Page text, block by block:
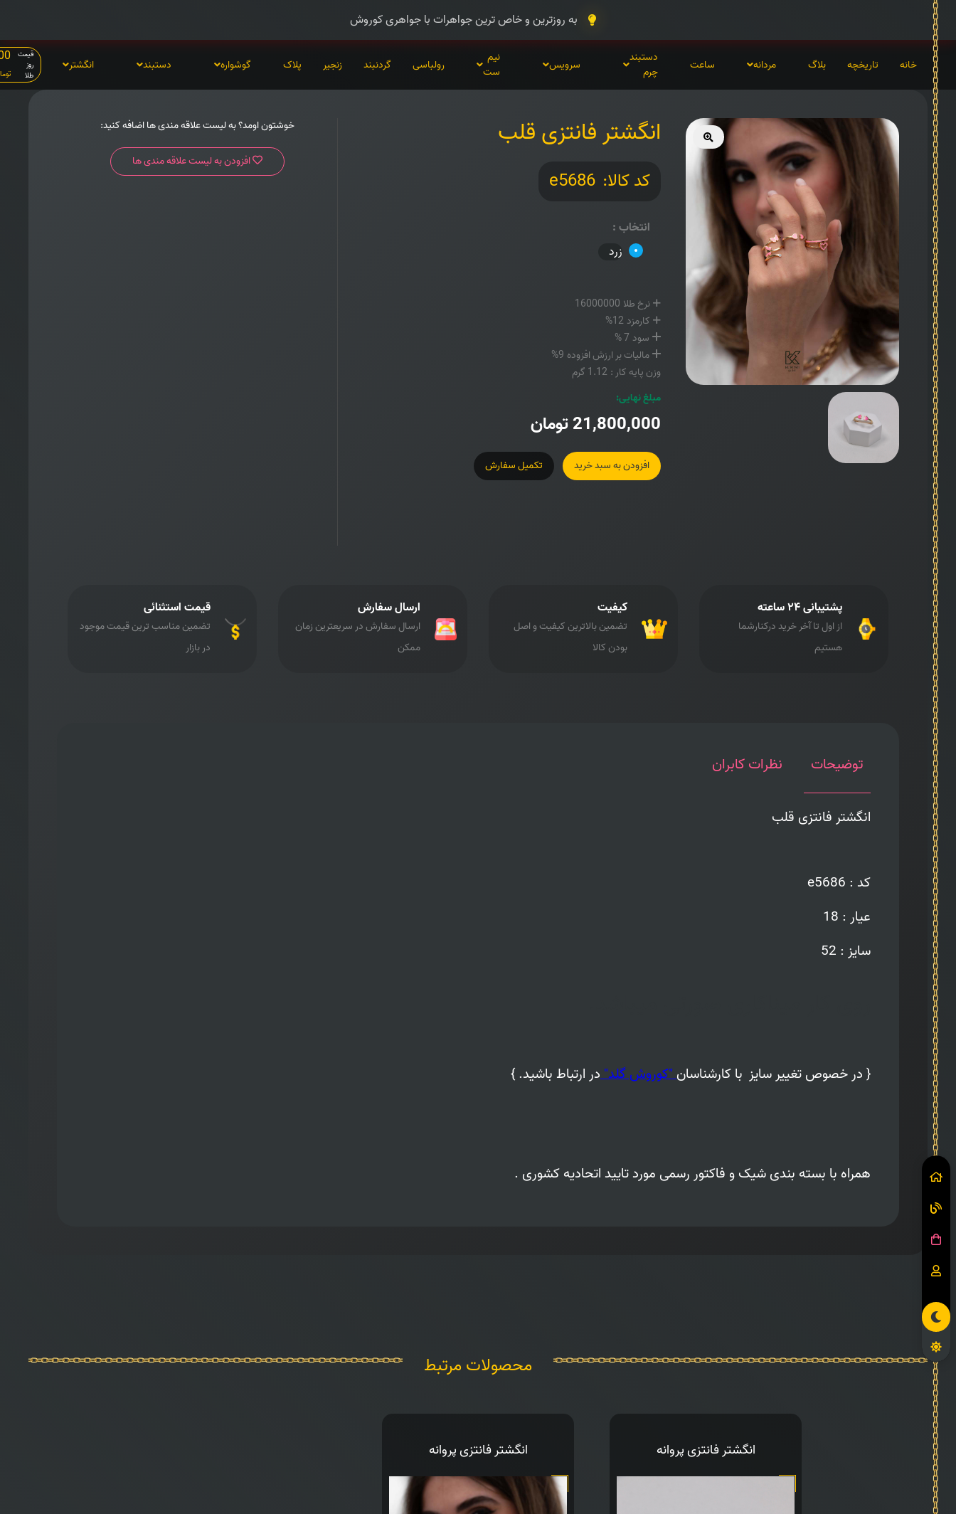
به روزترین و خاص ترین جواهرات با جواهری کوروش
خانه تاریخچه بلاگ مردانه ساعت
دستبند
چرم
سرویس
نیم
ست
رولباسی گردنبند زنجیر پلاک گوشواره دستبند انگشتر
قیمت
روز
طلا
انگشتر فانتزی قلب
کد کالا: e5686
انتخاب:
زرد
نرخ طلا 16000000
کارمزد 12%
سود 7 %
مالیات بر ارزش افزوده 9%
وزن پایه کار : 1.12 گرم
مبلغ نهایی:
21,800,000تومان
افزودن به سبد خرید تکمیل سفارش
خوشتون اومد؟ به لیست علاقه مندی ها اضافه کنید:
افزودن به لیست علاقه مندی ها
پشتیبانی ۲۴ ساعته
از اول تا آخر خرید درکنارشما
هستیم
کیفیت
تضمین بالاترین کیفیت و اصل
بودن کالا
ارسال سفارش
ارسال سفارش در سریعترین زمان
ممکن
قیمت استثنائی
تضمین مناسب ترین قیمت موجود
در بازار
توضیحات نظرات کابران
انگشتر فانتزی قلب
کد : e5686
عیار : 18
سایز : 52
{ در خصوص تغییر سایز با کارشناسان "کوروش گلد"در ارتباط باشید. }
همراه با بسته بندی شیک و فاکتور رسمی مورد تایید اتحادیه کشوری .
محصولات مرتبط
انگشتر فانتزی پروانه انگشتر فانتزی پروانه